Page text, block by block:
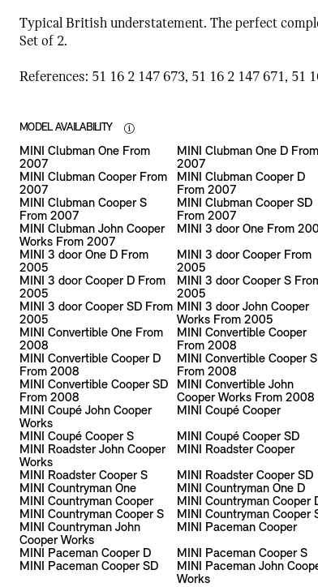
Typical British understatement. The perfect
Set of 2.
References: 51 16 2 147 673, 51 16 2 147 671, 51
MODEL AVAILABILITY
MINI Clubman One From
2007
MINI Clubman One D From
2007
MINI Clubman Cooper From
2007
MINI Clubman Cooper D
From 2007
MINI Clubman Cooper S
From 2007
MINI Clubman Cooper SD
From 2007
MINI Clubman John Cooper
Works From 2007
MINI 3 door One From
MINI 3 door One D From
2005
MINI 3 door Cooper From
2005
MINI 3 door Cooper D From
2005
MINI 3 door Cooper S
2005
MINI 3 door Cooper SD From
2005
MINI 3 door John Cooper
Works From 2005
MINI Convertible One From
2008
MINI Convertible Cooper
From 2008
MINI Convertible Cooper D
From 2008
MINI Convertible Cooper S
From 2008
MINI Convertible Cooper SD
From 2008
MINI Convertible John
Cooper Works From 2008
MINI Coupé John Cooper
Works
MINI Coupé Cooper
MINI Coupé Cooper S
MINI Coupé Cooper SD
MINI Roadster John Cooper
Works
MINI Roadster Cooper
MINI Roadster Cooper S
MINI Roadster Cooper SD
MINI Countryman One
MINI Countryman One D
MINI Countryman Cooper
MINI Countryman Cooper
MINI Countryman Cooper S
MINI Countryman Cooper
MINI Countryman John
Cooper Works
MINI Paceman Cooper
MINI Paceman Cooper D
MINI Paceman Cooper S
MINI Paceman Cooper SD
MINI Paceman John
Works